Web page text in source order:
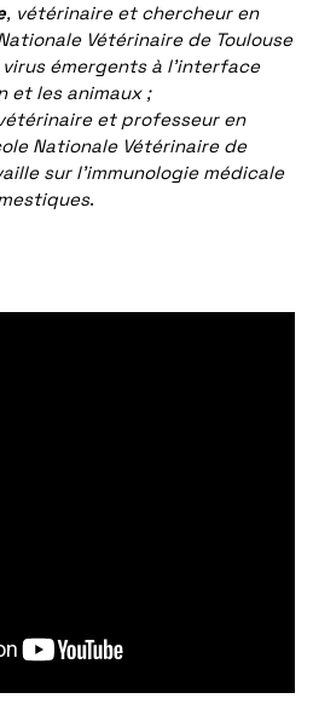
, vétérinaire et chercheur en
Vétérinaire de Toulouse
émergents à l’interface
et les animaux ;
et professeur en
Nationale Vétérinaire de
sur l’immunologie médicale
.